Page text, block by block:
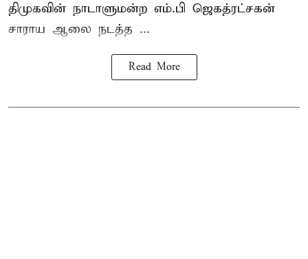
திமுகவின் நாடாளுமன்ற எம்.பி ஜெகத்ரட்சகன்
சாராய ஆலை நடத்த ...
Read More